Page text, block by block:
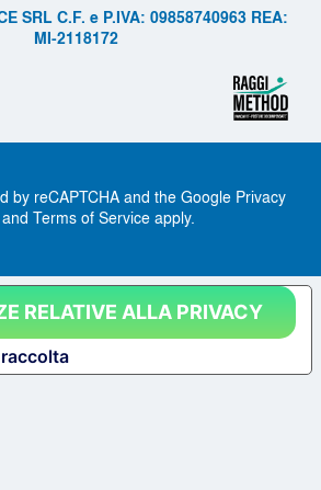
SRL C.F. e P.IVA: 09858740963 REA:
MI-2118172
by reCAPTCHA and the Google Privacy
Terms of Service apply.
RELATIVE ALLA PRIVACY